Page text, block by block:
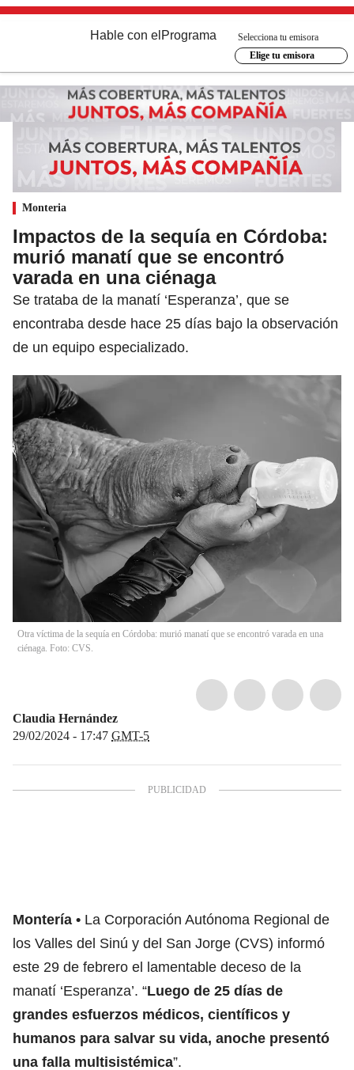
Hable con el Programa
Selecciona tu emisora
Elige tu emisora
Monteria
Impactos de la sequía en Córdoba:
murió manatí que se encontró
varada en una ciénaga
Se trataba de la manatí ‘Esperanza’, que se
encontraba desde hace 25 días bajo la observación
de un equipo especializado.
Otra víctima de la sequía en Córdoba: murió manatí que se encontró varada en una
ciénaga. Foto: CVS.
Claudia Hernández
29/02/2024 - 17:47 GMT-5
Montería
La Corporación Autónoma Regional de
los Valles del Sinú y del San Jorge (CVS) informó
este 29 de febrero el lamentable deceso de la
manatí ‘Esperanza’. “Luego de 25 días de
grandes esfuerzos médicos, científicos y
humanos para salvar su vida, anoche presentó
una falla multisistémica”.